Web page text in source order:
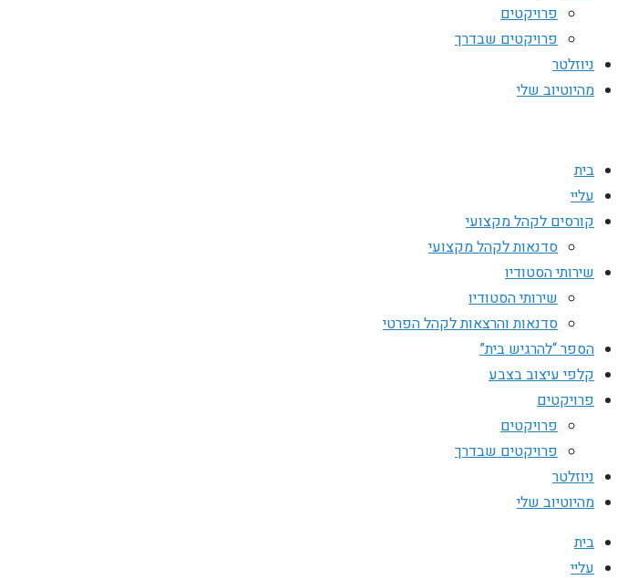
פרויקטים
פרויקטים שבדרך
ניוזלטר
מהיוטיוב שלי
בית
עליי
קורסים לקהל מקצועי
סדנאות לקהל מקצועי
שירותי הסטודיו
שירותי הסטודיו
סדנאות והרצאות לקהל הפרטי
הספר “להרגיש בית”
קלפי עיצוב בצבע
פרויקטים
פרויקטים
פרויקטים שבדרך
ניוזלטר
מהיוטיוב שלי
בית
עליי